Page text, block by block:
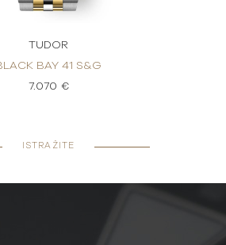
TUDOR
BAY 41 S&G
7.070 €
ISTRAŽITE